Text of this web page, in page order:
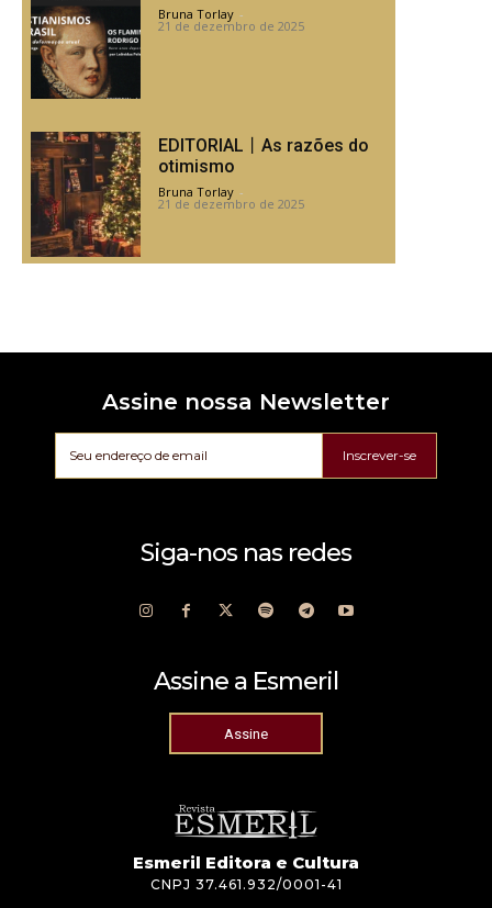
Bruna Torlay -
21 de dezembro de 2025
EDITORIAL丨As razões do
otimismo
Bruna Torlay -
21 de dezembro de 2025
Assine nossa Newsletter
Inscrever-se
Siga-nos nas redes
Assine a Esmeril
Assine
Esmeril Editora e Cultura
CNPJ 37.461.932/0001-41